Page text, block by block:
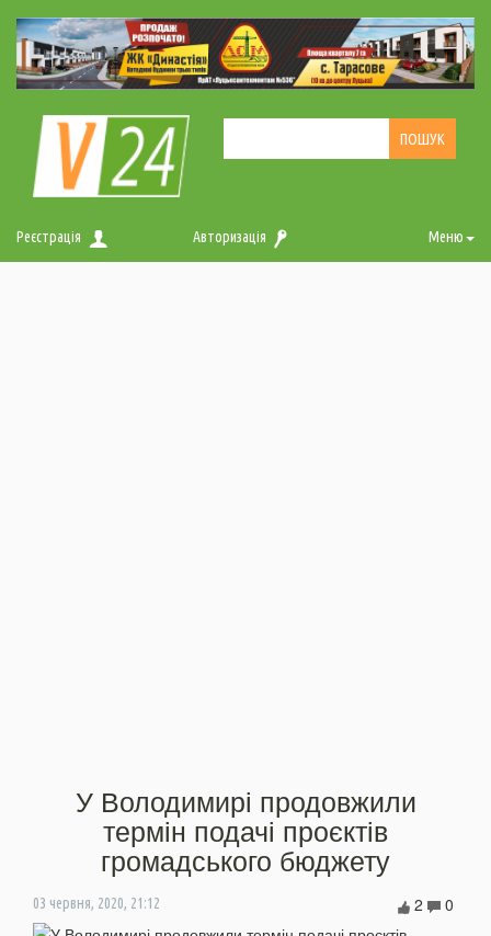
Реєстрація Авторизація Меню
У Володимирі продовжили
термін подачі проєктів
громадського бюджету
03 червня, 2020, 21:12 0
2